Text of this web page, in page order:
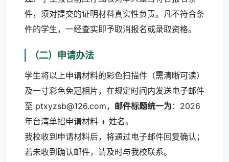
件，须对提交的证明材料真实性负责。凡不符合条
件的学生，一经查实即予取消报名或录取资格。
（二）申请办法
学生将以上申请材料的彩色扫描件（需清晰可读）
及一寸彩色免冠相片，在规定时间内发送电子邮件
至 ptxyzsb@126.com， 邮件标题统一为 ：2026
年台湾单招申请材料 + 姓名。
我校收到申请材料后，将通过电子邮件回复确认；
若未收到确认邮件，请及时与我校联系。